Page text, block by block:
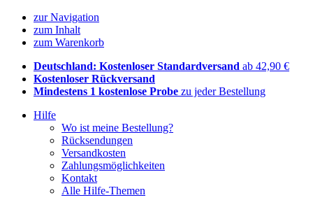
zur Navigation
zum Inhalt
zum Warenkorb
Deutschland: Kostenloser Standardversand ab 42,90 €
Kostenloser Rückversand
Mindestens 1 kostenlose Probe zu jeder Bestellung
Hilfe
Wo ist meine Bestellung?
Rücksendungen
Versandkosten
Zahlungsmöglichkeiten
Kontakt
Alle Hilfe-Themen